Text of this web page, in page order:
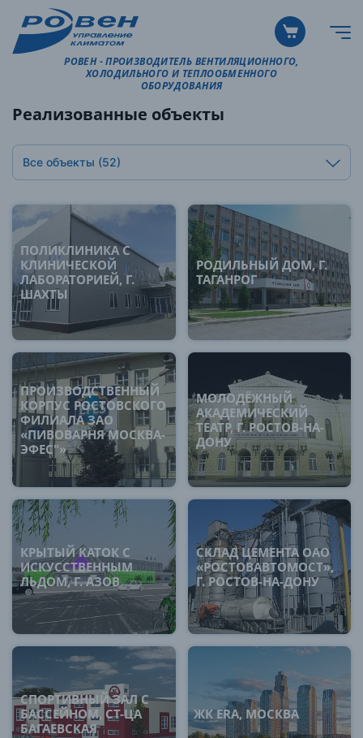
РОВЕН - ПРОИЗВОДИТЕЛЬ ВЕНТИЛЯЦИОННОГО,
ХОЛОДИЛЬНОГО И ТЕПЛООБМЕННОГО
ОБОРУДОВАНИЯ
Реализованные объекты
Все объекты (52)
ПОЛИКЛИНИКА С
КЛИНИЧЕСКОЙ
ЛАБОРАТОРИЕЙ, Г.
ШАХТЫ
РОДИЛЬНЫЙ ДОМ, Г.
ТАГАНРОГ
ПРОИЗВОДСТВЕННЫЙ
КОРПУС РОСТОВСКОГО
ФИЛИАЛА ЗАО
«ПИВОВАРНЯ МОСКВА-
ЭФЕС"»
МОЛОДЁЖНЫЙ
АКАДЕМИЧЕСКИЙ
ТЕАТР, Г. РОСТОВ-НА-
ДОНУ
КРЫТЫЙ КАТОК С
ИСКУССТВЕННЫМ
ЛЬДОМ, Г. АЗОВ
СКЛАД ЦЕМЕНТА ОАО
«РОСТОВАВТОМОСТ»,
Г. РОСТОВ-НА-ДОНУ
СПОРТИВНЫЙ ЗАЛ С
БАССЕЙНОМ, СТ-ЦА
БАГАЕВСКАЯ
ЖК ERA, МОСКВА